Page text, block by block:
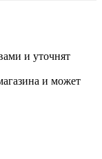
и уточнят
и может